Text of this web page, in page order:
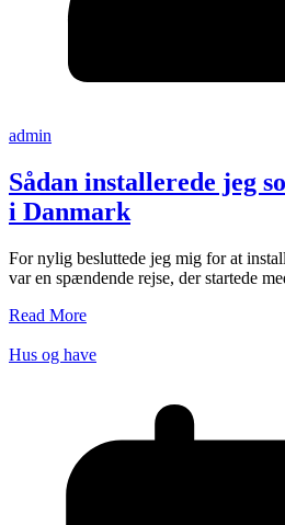
admin
Sådan installerede jeg
i Danmark
For nylig besluttede jeg mig for at
var en spændende rejse, der startede
Read More
Hus og have